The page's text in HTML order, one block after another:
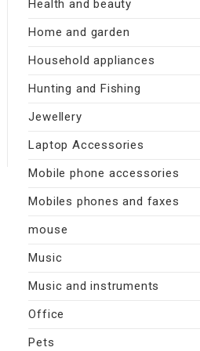
Health and beauty
Home and garden
Household appliances
Hunting and Fishing
Jewellery
Laptop Accessories
Mobile phone accessories
Mobiles phones and faxes
mouse
Music
Music and instruments
Office
Pets